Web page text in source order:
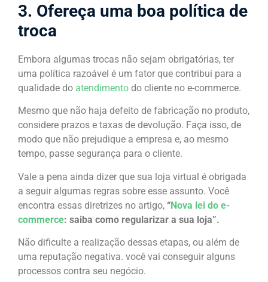
3. Ofereça uma boa política de
troca
Embora algumas trocas não sejam obrigatórias, ter
uma política razoável é um fator que contribui para a
qualidade do atendimento do cliente no e-commerce.
Mesmo que não haja defeito de fabricação no produto,
considere prazos e taxas de devolução. Faça isso, de
modo que não prejudique a empresa e, ao mesmo
tempo, passe segurança para o cliente.
Vale a pena ainda dizer que sua loja virtual é obrigada
a seguir algumas regras sobre esse assunto. Você
encontra essas diretrizes no artigo, “Nova lei do e-
commerce: saiba como regularizar a sua loja”.
Não dificulte a realização dessas etapas, ou além de
uma reputação negativa. você vai conseguir alguns
processos contra seu negócio.